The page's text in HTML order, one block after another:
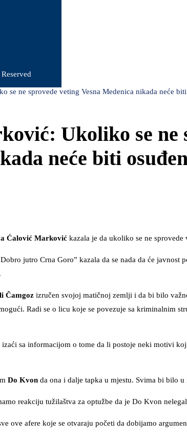
se ne sprovede veting Vesna Medenica nikada neće biti
Ukoliko se ne
neće biti
Ćalović Marković kazala je da ukoliko se ne sprovede
jutro Crna Goro” kazala da se nada da će javnost
Čamgoz izručen svojoj matičnoj zemlji i da bi bilo
Radi se o licu koje se povezuje sa kriminalnim
izaći sa informacijom o tome da li postoje neki motivi
Do Kvon da ona i dalje tapka u mjestu. Svima bi bilo
reakciju tužilaštva za optužbe da je Do Kvon
ove afere koje se otvaraju početi da dobijamo